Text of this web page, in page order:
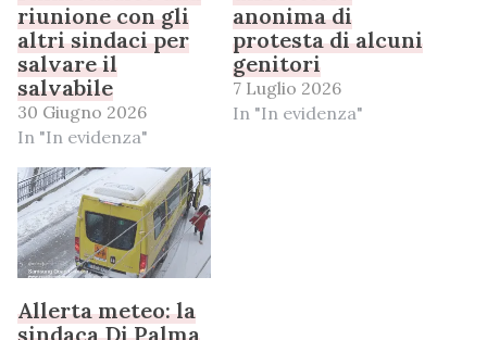
riunione con gli
altri sindaci per
salvare il
salvabile
30 Giugno 2026
In "In evidenza"
anonima di
protesta di alcuni
genitori
7 Luglio 2026
In "In evidenza"
Allerta meteo: la
sindaca Di Palma